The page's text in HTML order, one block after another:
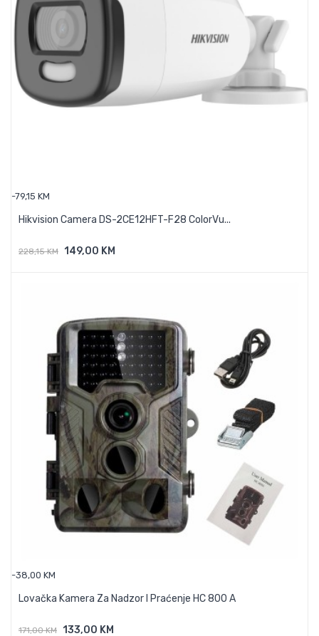
-79,15 KM
Hikvision Camera DS-2CE12HFT-F28 ColorVu...
228,15 KM 149,00 KM
Dodaj U Košaricu
-38,00 KM
Lovačka Kamera Za Nadzor I Praćenje HC 800 A
171,00 KM 133,00 KM